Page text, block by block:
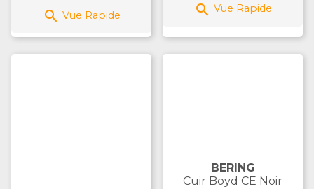
 Vue Rapide  Vue Rapide
BERING
Cuir Boyd CE Noir